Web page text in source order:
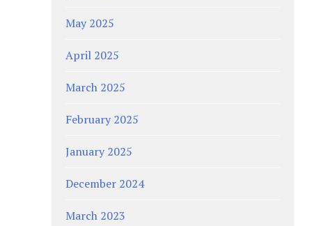
May 2025
April 2025
March 2025
February 2025
January 2025
December 2024
March 2023